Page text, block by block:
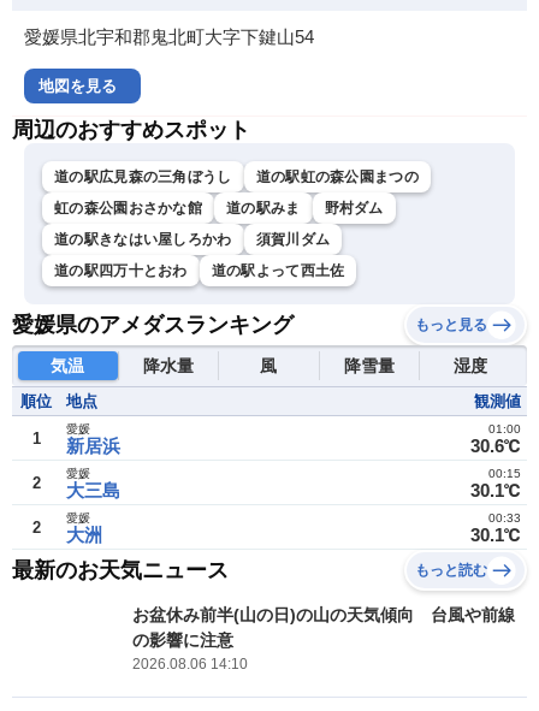
愛媛県北宇和郡鬼北町大字下鍵山54
地図を見る
周辺のおすすめスポット
道の駅広見森の三角ぼうし
道の駅虹の森公園まつの
虹の森公園おさかな館
道の駅みま
野村ダム
道の駅きなはい屋しろかわ
須賀川ダム
道の駅四万十とおわ
道の駅よって西土佐
愛媛県のアメダスランキング もっと見る
気温 降水量 風 降雪量 湿度
順位 地点 観測値
1 新居浜
愛媛
30.6℃
01:00
2 大三島
愛媛
30.1℃
00:15
2 大洲
愛媛
30.1℃
00:33
最新のお天気ニュース もっと読む
お盆休み前半(山の日)の山の天気傾向 台風や前線
の影響に注意
2026.08.06 14:10